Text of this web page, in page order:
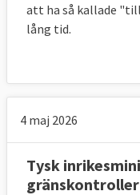
att ha så kallade
lång tid.
4 maj 2026
Tysk
gränskontroller